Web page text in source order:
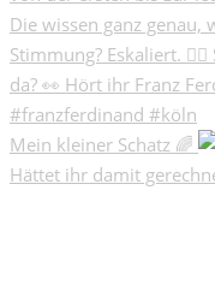
Mein kleiner Schatz 🌈
Hättet ihr damit